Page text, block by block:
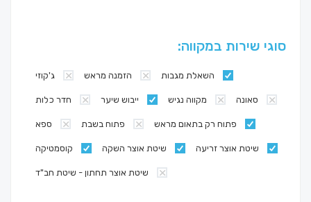
סוגי שירות במקווה:
ג'קוזי הזמנה מראש השאלת מגבות
חדר כלות ייבוש שיער מקווה נגיש סאונה
ספא פתוח בשבת פתוח רק בתאום מראש
קוסמטיקה שיטת אוצר השקה שיטת אוצר זריעה
שיטת אוצר תחתון - שיטת חב"ד